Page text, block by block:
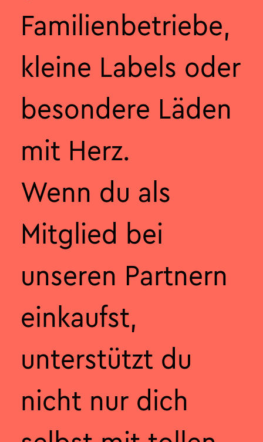
Familienbetriebe,
kleine Labels oder
besondere Läden
mit Herz.
Wenn du als
Mitglied bei
unseren Partnern
einkaufst,
unterstützt du
nicht nur dich